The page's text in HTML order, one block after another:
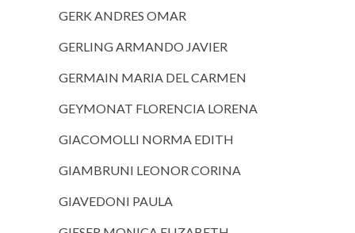
GERK ANDRES OMAR
GERLING ARMANDO JAVIER
GERMAIN MARIA DEL CARMEN
GEYMONAT FLORENCIA LORENA
GIACOMOLLI NORMA EDITH
GIAMBRUNI LEONOR CORINA
GIAVEDONI PAULA